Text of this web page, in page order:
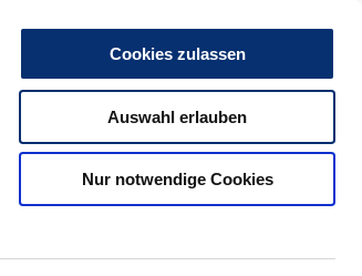
Cookies zulassen
Auswahl erlauben
Nur notwendige Cookies
Kontakt Social Media